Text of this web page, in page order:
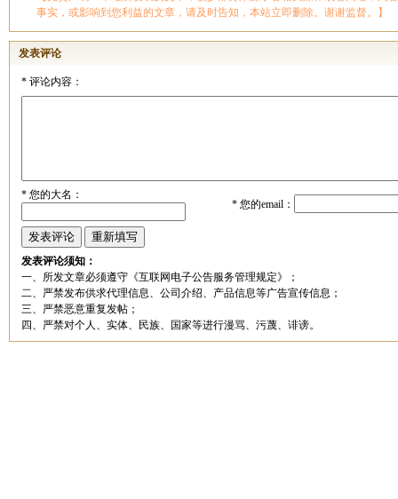
事实，或影响到您利益的文章，请及时告知，本站立即删除。谢谢监督。】
发表评论
*评论内容：
*您的大名：
*您的email：
发表评论须知：
一、所发文章必须遵守《互联网电子公告服务管理规定》；
二、严禁发布供求代理信息、公司介绍、产品信息等广告宣传信息；
三、严禁恶意重复发帖；
四、严禁对个人、实体、民族、国家等进行漫骂、污蔑、诽谤。